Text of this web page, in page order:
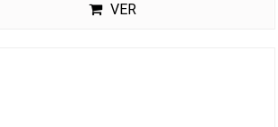
VER